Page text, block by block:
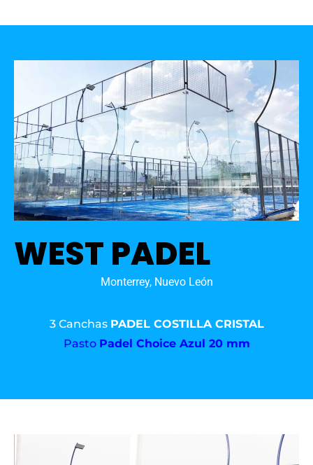
WEST PADEL
Monterrey, Nuevo León
3 Canchas PADEL COSTILLA CRISTAL
Pasto Padel Choice Azul 20 mm